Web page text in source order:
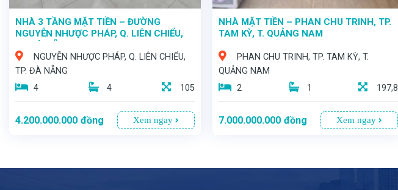
NHÀ 3 TẦNG MẶT TIỀN – ĐƯỜNG
NGUYỄN NHƯỢC PHÁP, Q. LIÊN CHIỂU,
NGUYỄN NHƯỢC PHÁP, Q. LIÊN CHIỂU,
TP. ĐÀ NẴNG
4
4 105
4.200.000.000 đồng Xem ngay
NHÀ MẶT TIỀN – PHAN CHU TRINH, TP.
TAM KỲ, T. QUẢNG NAM
PHAN CHU TRINH, TP. TAM KỲ, T.
QUẢNG NAM
2
1 197,8
7.000.000.000 đồng Xem ngay